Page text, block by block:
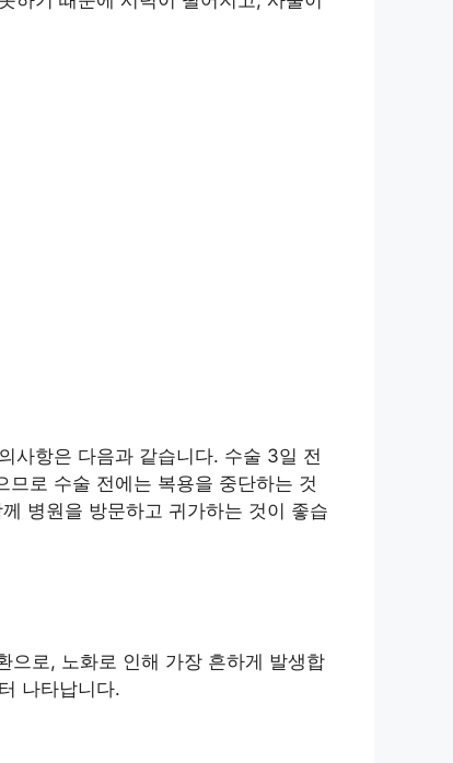
사항은 다음과 같습니다. 수술 3일 전
로 수술 전에는 복용을 중단하는 것
병원을 방문하고 귀가하는 것이 좋습
으로, 노화로 인해 가장 흔하게 발생합
나타납니다.